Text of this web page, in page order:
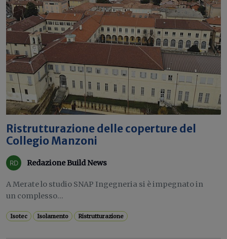
Ristrutturazione delle coperture del
Collegio Manzoni
Redazione Build News
A Merate lo studio SNAP Ingegneria si è impegnato in
un complesso...
Isotec Isolamento Ristrutturazione